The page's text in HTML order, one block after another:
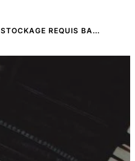
STOCKAGE REQUIS BA…